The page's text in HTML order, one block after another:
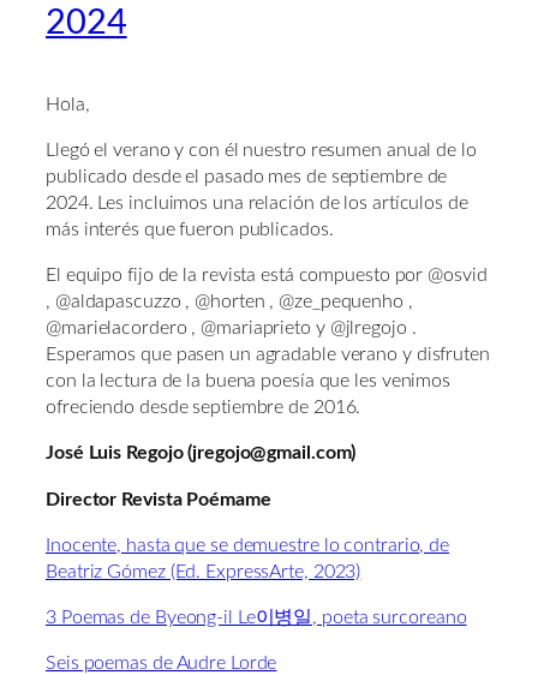
2024
Hola,
Llegó el verano y con él nuestro resumen anual de lo
publicado desde el pasado mes de septiembre de
2024. Les incluimos una relación de los artículos de
más interés que fueron publicados.
El equipo fijo de la revista está compuesto por @osvid
, @aldapascuzzo , @horten , @ze_pequenho ,
@marielacordero , @mariaprieto y @jlregojo .
Esperamos que pasen un agradable verano y disfruten
con la lectura de la buena poesía que les venimos
ofreciendo desde septiembre de 2016.
José Luis Regojo (jregojo@gmail.com)
Director Revista Poémame
Inocente, hasta que se demuestre lo contrario, de
Beatriz Gómez (Ed. ExpressArte, 2023)
3 Poemas de Byeong-il Le이병일, poeta surcoreano
Seis poemas de Audre Lorde